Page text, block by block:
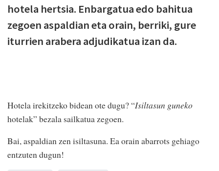
hotela hertsia. Enbargatua edo bahitua
zegoen aspaldian eta orain, berriki, gure
iturrien arabera adjudikatua izan da.
Hotela irekitzeko bidean ote dugu? “Isiltasun guneko
hotelak” bezala sailkatua zegoen.
Bai, aspaldian zen isiltasuna. Ea orain abarrots gehiago
entzuten dugun!